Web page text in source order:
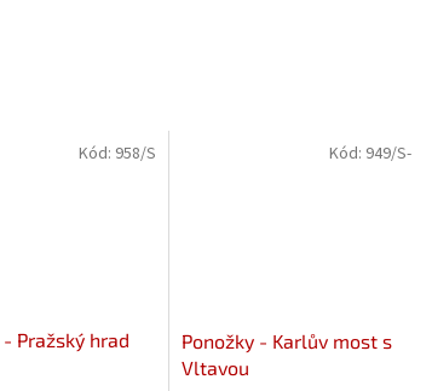
- Pražský hrad
Kód: 958/S
Ponožky - Karlův most s
Vltavou
Kód: 949/S-